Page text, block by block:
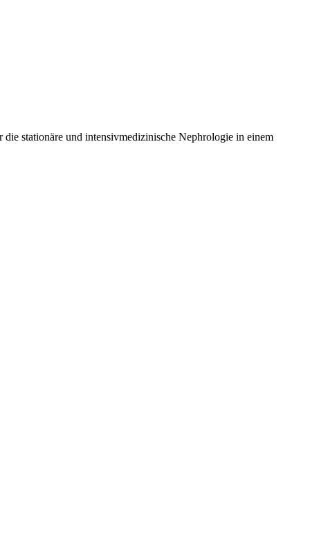
stationäre und intensivmedizinische Nephrologie in einem